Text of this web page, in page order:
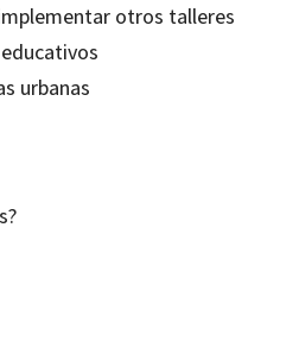
otros talleres
urbanas